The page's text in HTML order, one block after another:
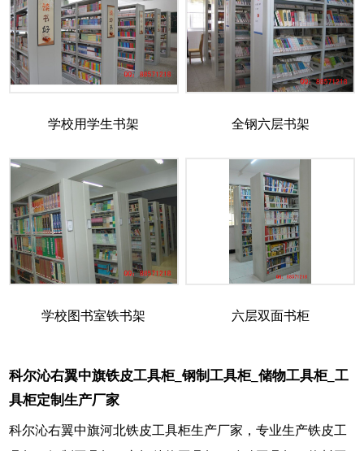
学校用学生书架 全钢六层书架
学校图书室铁书架 六层双面书柜
科尔沁右翼中旗铁皮工具柜_钢制工具柜_储物工具柜_工
具柜定制生产厂家
科尔沁右翼中旗河北铁皮工具柜生产厂家，专业生产铁皮工